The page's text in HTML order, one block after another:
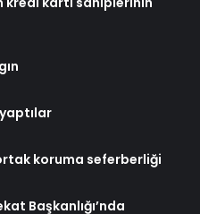
koruma seferberliği
Başkanlığı’nda